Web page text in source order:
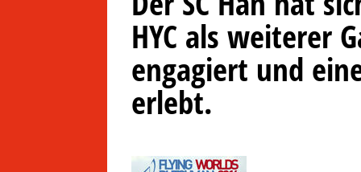
HYC als weiterer
engagiert und
erlebt.